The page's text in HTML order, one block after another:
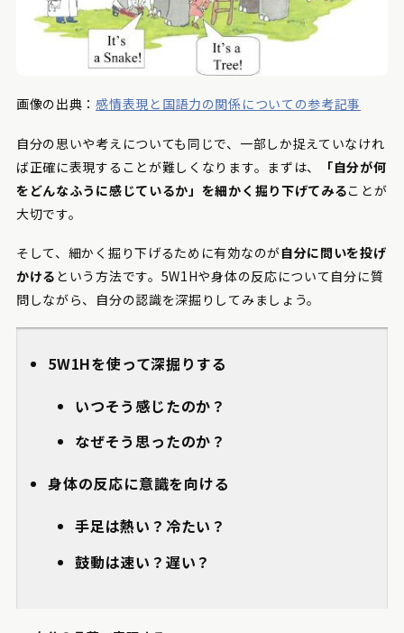
画像の出典：感情表現と国語力の関係についての参考記事
自分の思いや考えについても同じで、一部しか捉えていなけれ
ば正確に表現することが難しくなります。まずは、
「自分が何
をどんなふうに感じているか」を細かく掘り下げてみることが
大切です。
そして、細かく掘り下げるために有効なのが自分に問いを投げ
かける という方法です。5W1Hや身体の反応について自分に質
問しながら、自分の認識を深掘りしてみましょう。
5W1Hを使って深掘りする
いつそう感じたのか？
なぜそう思ったのか？
身体の反応に意識を向ける
手足は熱い？冷たい？
鼓動は速い？遅い？